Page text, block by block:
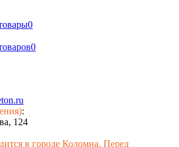
0
0
:
124
в городе Коломна. Перед